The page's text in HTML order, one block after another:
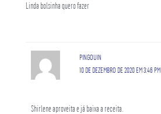
Linda bolsinha quero fazer
PINGOUIN
10 DE DEZEMBRO DE 2020 EM 3:46 PM
Shirlene aproveita e já baixa a receita.